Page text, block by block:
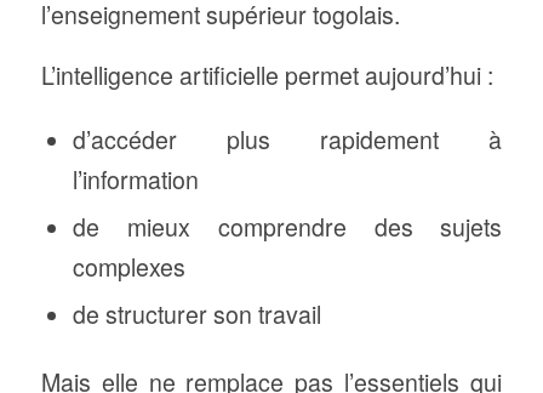
l’enseignement supérieur togolais.
L’intelligence artificielle permet aujourd’hui :
d’accéder plus rapidement à
l’information
de mieux comprendre des sujets
complexes
de structurer son travail
Mais elle ne remplace pas l’essentiels qui